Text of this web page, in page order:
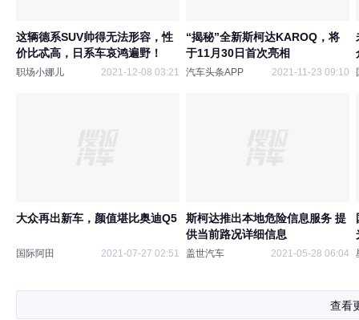
这辆德系SUV帅得无法形容，性
价比忒高，日系车哀鸿遍野！
职场小娜儿 2021-12-08 03:21
“揭秘”全新斯柯达KAROQ，将
于11月30日首次亮相
汽车头条APP 2021-11-23 09:10
大众再出新车，颜值堪比奥迪Q5
国际阿田 2021-07-27 02:51
斯柯达推出本地危险信息服务 提
供当前路况详细信息
盖世汽车 2021-05-28 06:04
查看